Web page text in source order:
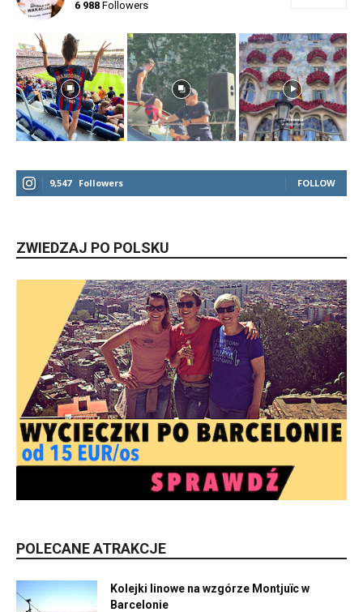
6 988 Followers
9,547 Followers FOLLOW
ZWIEDZAJ PO POLSKU
POLECANE ATRAKCJE
Kolejki linowe na wzgórze Montjuïc w
Barcelonie